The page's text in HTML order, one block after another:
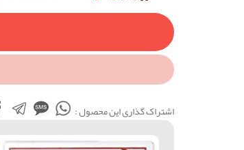
اشتراک گذاری این محصول :